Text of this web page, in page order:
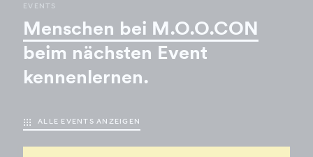
EVENTS
Menschen bei M.O.O.CON
beim nächsten Event
kennenlernen.
ALLE EVENTS ANZEIGEN